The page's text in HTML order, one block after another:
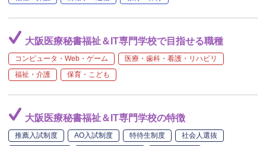
大阪医療秘書福祉＆IT専門学校で目指せる職種
コンピュータ・Web・ゲーム
医療・歯科・看護・リハビリ
福祉・介護
保育・こども
大阪医療秘書福祉＆IT専門学校の特徴
推薦入試制度 AO入試制度 特待生制度
社会人選抜